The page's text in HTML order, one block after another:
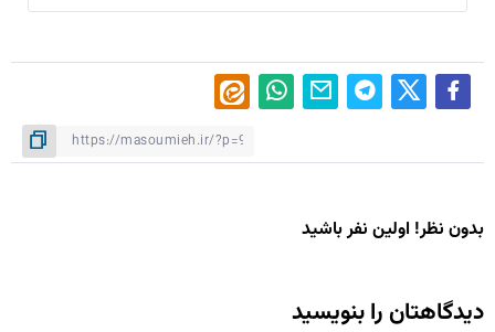
بدون نظر! اولین نفر باشید
دیدگاهتان را بنویسید